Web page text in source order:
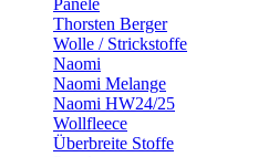
Panele
Thorsten Berger
Wolle / Strickstoffe
Naomi
Naomi Melange
Naomi HW24/25
Wollfleece
Überbreite Stoffe